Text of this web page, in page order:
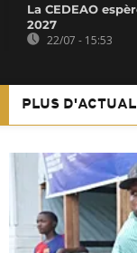
La CEDEAO
2027
22/07 - 15:53
PLUS